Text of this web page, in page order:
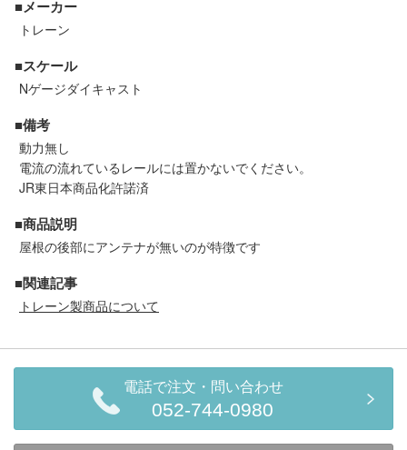
走行エリア別 鉄道模型車両リスト
北海道・東北
中部
中国・四国
お役立ち情報
鉄道模型の情報 商品レビュー
メルマガ登録 LINEお友達登録
■メーカー
トレーン
■スケール
Nゲージダイキャスト
■備考
動力無し
電流の流れているレールには置かないでください。
JR東日本商品化許諾済
■商品説明
屋根の後部にアンテナが無いのが特徴です
■関連記事
トレーン製商品について
電話で注文・問い合わせ
052-744-0980